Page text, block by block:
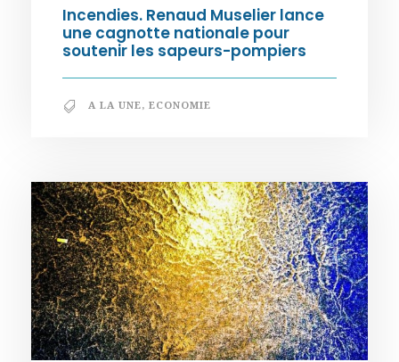
Incendies. Renaud Muselier lance
une cagnotte nationale pour
soutenir les sapeurs-pompiers
A LA UNE, ECONOMIE